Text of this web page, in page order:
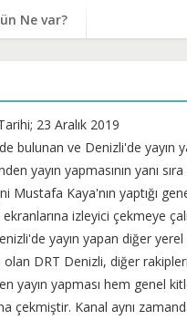
Ne var?
23 Aralık 2019
bulunan ve Denizli'de yayın
yayın yapmasının yanı
Mustafa Kaya'nın yaptığı
izleyici çekmeye
yayın yapan diğer
olan DRT Denizli, diğer
yayın yapması hem genel
çekmiştir. Kanal aynı